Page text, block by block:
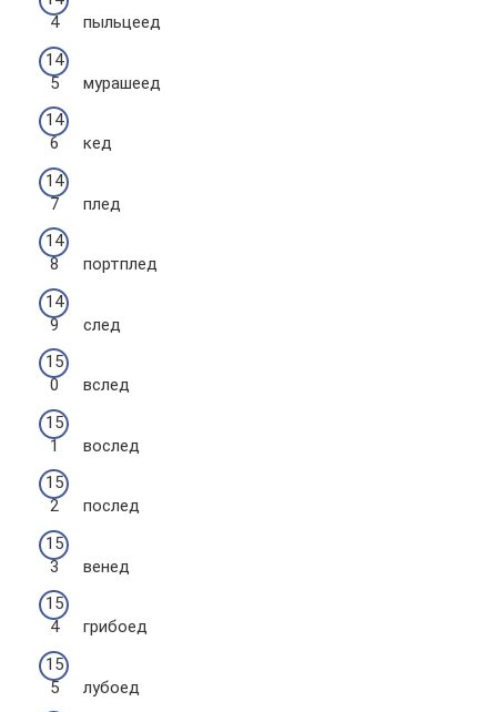
пыльцеед
мурашеед
кед
плед
портплед
след
вслед
вослед
послед
венед
грибоед
лубоед